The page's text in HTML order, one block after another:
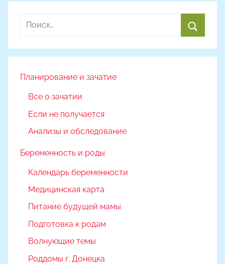
Найти:
Планирование и зачатие
Все о зачатии
Если не получается
Анализы и обследование
Беременность и роды
Календарь беременности
Медицинская карта
Питание будущей мамы
Подготовка к родам
Волнующие темы
Роддомы г. Донецка